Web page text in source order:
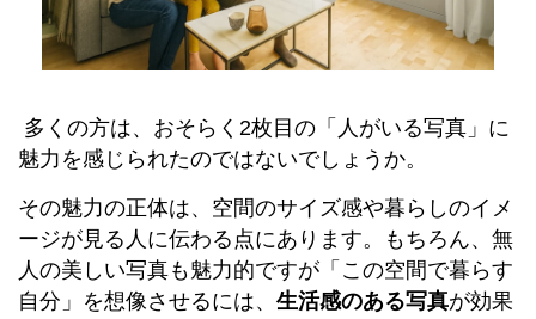
多くの方は、おそらく2枚目の「人がいる写真」に
魅力を感じられたのではないでしょうか。
その魅力の正体は、空間のサイズ感や暮らしのイメ
ージが見る人に伝わる点にあります。もちろん、無
人の美しい写真も魅力的ですが「この空間で暮らす
自分」を想像させるには、 生活感のある写真が効果